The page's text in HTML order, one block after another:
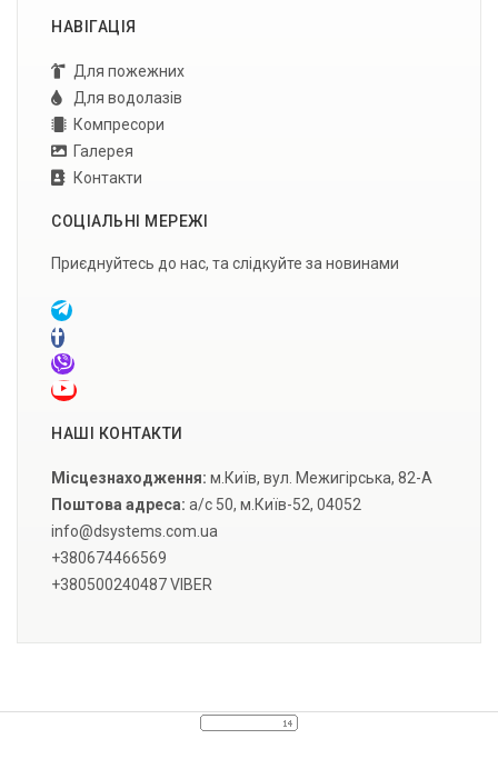
НАВІГАЦІЯ
Для пожежних
Для водолазів
Компресори
Галерея
Контакти
СОЦІАЛЬНІ МЕРЕЖІ
Приєднуйтесь до нас, та слідкуйте за новинами
НАШІ КОНТАКТИ
Місцезнаходження: м.Київ, вул. Межигірська, 82-А
Поштова адреса: а/с 50, м.Київ-52, 04052
info@dsystems.com.ua
+380674466569
+380500240487 VIBER